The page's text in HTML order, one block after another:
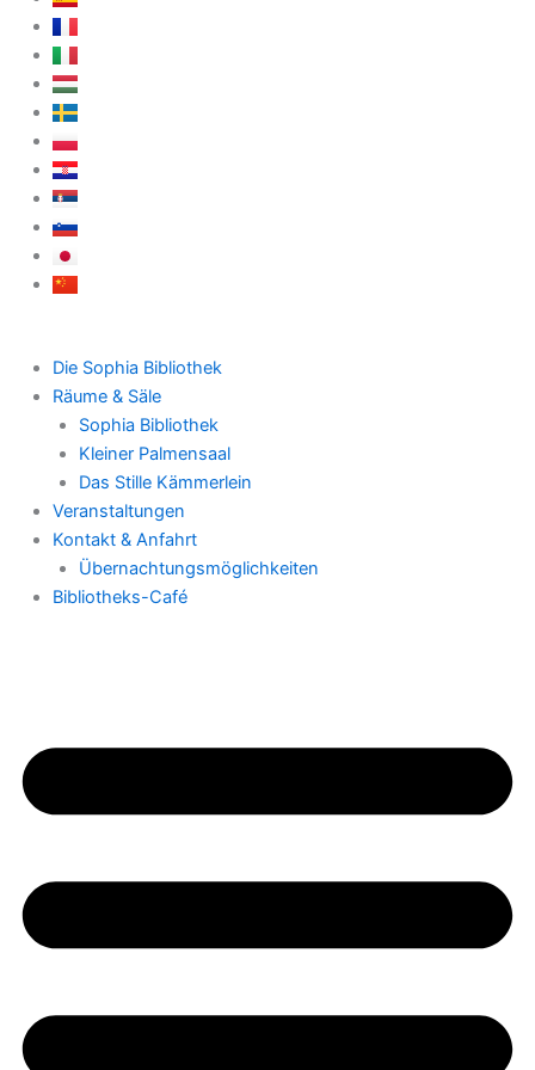
Die Sophia Bibliothek
Räume & Säle
Sophia Bibliothek
Kleiner Palmensaal
Das Stille Kämmerlein
Veranstaltungen
Kontakt & Anfahrt
Übernachtungsmöglichkeiten
Bibliotheks-Café